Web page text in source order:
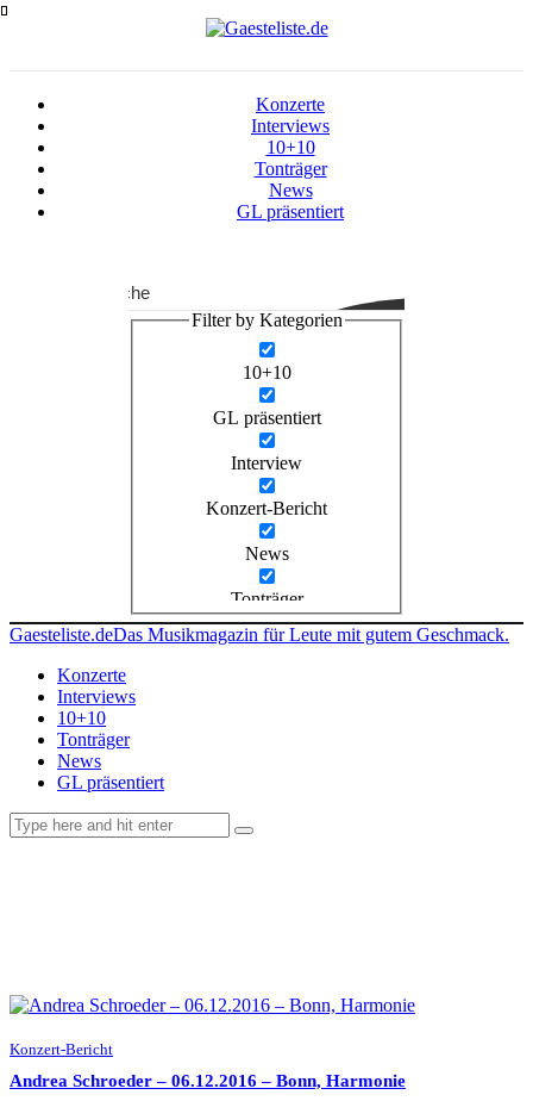
Konzerte
Interviews
10+10
Tonträger
News
GL präsentiert
Suche
Filter by Kategorien
10+10
GL präsentiert
Interview
Konzert-Bericht
News
Tonträger
Gaesteliste.deDas Musikmagazin für Leute mit gutem Geschmack.
Konzerte
Interviews
10+10
Tonträger
News
GL präsentiert
Konzert-Bericht
Andrea Schroeder – 06.12.2016 – Bonn, Harmonie